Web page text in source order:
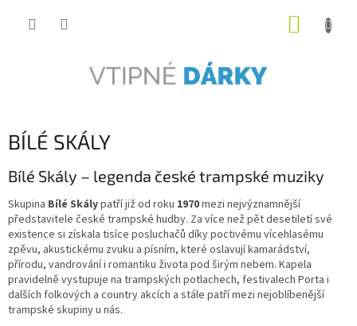
BÍLÉ SKÁLY
Bílé Skály – legenda české trampské muziky
Skupina Bílé Skálypatří již od roku 1970mezi nejvýznamnější
představitele české trampské hudby. Za více než pět desetiletí své
existence si získala tisíce posluchačů díky poctivému vícehlasému
zpěvu, akustickému zvuku a písním, které oslavují kamarádství,
přírodu, vandrování i romantiku života pod širým nebem. Kapela
pravidelně vystupuje na trampských potlachech, festivalech Porta i
dalších folkových a country akcích a stále patří mezi nejoblíbenější
trampské skupiny u nás.